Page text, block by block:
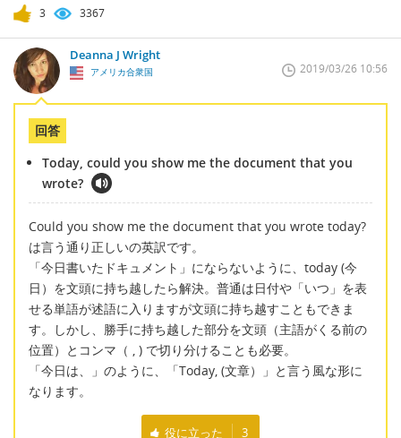
3 3367
Deanna J Wright
アメリカ合衆国 2019/03/26 10:56
回答
Today, could you show me the document that you
wrote?
Could you show me the document that you wrote today?
は言う通り正しいの英訳です。
「今日書いたドキュメント」にならないように、today (今
日）を文頭に持ち越したら解決。普通は日付や「いつ」を表
せる単語が述語に入りますが文頭に持ち越すこともできま
す。しかし、勝手に持ち越した部分を文頭（主語がくる前の
位置）とコンマ（ , ) で切り分けることも必要。
「今日は、」のように、「Today, (文章）」と言う風な形に
なります。
役に立った 3